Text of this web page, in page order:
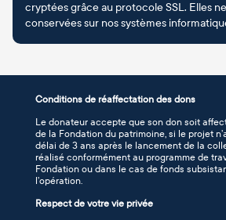
cryptées grâce au protocole SSL. Elles
conservées sur nos systèmes
Conditions de réaffectation des dons
Le donateur accepte que son don soit
de la Fondation du patrimoine, si le projet
délai de 3 ans après le lancement de la
réalisé conformément au programme de
Fondation ou dans le cas de fonds
l’opération.
Respect de votre vie privée